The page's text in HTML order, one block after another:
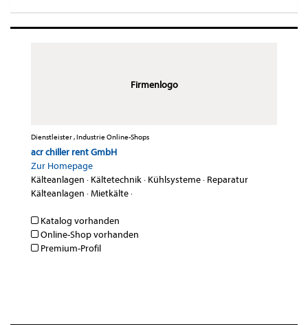
Firmenlogo
Dienstleister , Industrie Online-Shops
acr chiller rent GmbH
Zur Homepage
Kälteanlagen · Kältetechnik· Kühlsysteme· Reparatur
Kälteanlagen ·Mietkälte·
Katalog vorhanden
Online-Shop vorhanden
Premium-Profil